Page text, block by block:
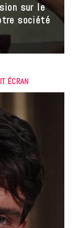
sur le
société
ÉCRAN